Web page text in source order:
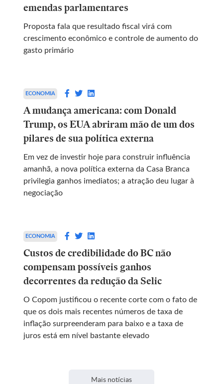
emendas parlamentares
Proposta fala que resultado fiscal virá com
crescimento econômico e controle de aumento do
gasto primário
ECONOMIA
A mudança americana: com Donald
Trump, os EUA abriram mão de um dos
pilares de sua política externa
Em vez de investir hoje para construir influência
amanhã, a nova política externa da Casa Branca
privilegia ganhos imediatos; a atração deu lugar à
negociação
ECONOMIA
Custos de credibilidade do BC não
compensam possíveis ganhos
decorrentes da redução da Selic
O Copom justificou o recente corte com o fato de
que os dois mais recentes números de taxa de
inflação surpreenderam para baixo e a taxa de
juros está em nível bastante elevado
Mais notícias